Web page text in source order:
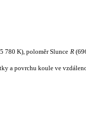
780 K), poloměr Slunce R
a povrchu koule ve